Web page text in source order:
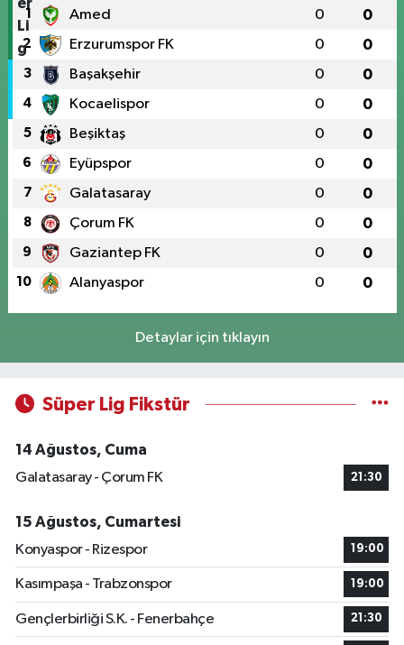
1 Amed 0 0
2 Erzurumspor FK 0 0
3 Başakşehir 0 0
4 Kocaelispor 0 0
5 Beşiktaş 0 0
6 Eyüpspor 0 0
7 Galatasaray 0 0
8 Çorum FK 0 0
9 Gaziantep FK 0 0
10 Alanyaspor 0 0
Detaylar için tıklayın
Süper Lig Fikstür
14 Ağustos, Cuma
Galatasaray - Çorum FK
21:30
15 Ağustos, Cumartesi
Konyaspor - Rizespor
19:00
Kasımpaşa - Trabzonspor 19:00
Gençlerbirliği S.K. - Fenerbahçe 21:30